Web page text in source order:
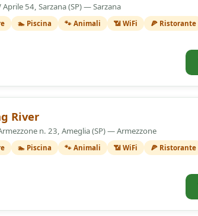
Aprile 54, Sarzana (SP) — Sarzana
🏊 Piscina 🐾 Animali 📶 WiFi 🍕 Ristorante
River
n. 23, Ameglia (SP) — Armezzone
🏊 Piscina 🐾 Animali 📶 WiFi 🍕 Ristorante